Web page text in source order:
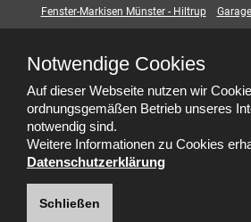
Fenster-Markisen Münster - Hiltrup
Smart-Home Digitaler-Kaufberater
Outdoor-Living
Notwendige Cookies
Auf dieser Webseite nutzen wir
ordnungsgemäßen Betrieb unseres
notwendig sind.
Weitere Informationen zu Cookies
Datenschutzerklärung
Schließen